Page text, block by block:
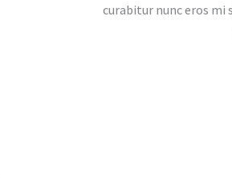
curabitur nunc eros